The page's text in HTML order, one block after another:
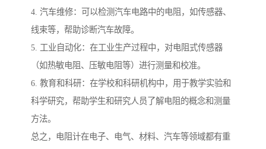
4. 汽车维修：可以检测汽车电路中的电阻，如传感器、
线束等，帮助诊断汽车故障。
5. 工业自动化：在工业生产过程中，对电阻式传感器
（如热敏电阻、压敏电阻等）进行测量和校准。
6. 教育和科研：在学校和科研机构中，用于教学实验和
科学研究，帮助学生和研究人员了解电阻的概念和测量
方法。
总之，电阻计在电子、电气、材料、汽车等领域都有重